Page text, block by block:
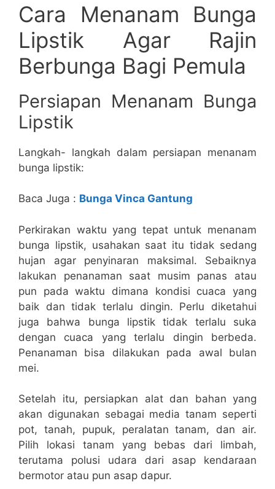
Cara Menanam Bunga
Lipstik Agar Rajin
Berbunga Bagi Pemula
Persiapan Menanam Bunga
Lipstik
Langkah- langkah dalam persiapan menanam
bunga lipstik:
Baca Juga : Bunga Vinca Gantung
Perkirakan waktu yang tepat untuk menanam
bunga lipstik, usahakan saat itu tidak sedang
hujan agar penyinaran maksimal. Sebaiknya
lakukan penanaman saat musim panas atau
pun pada waktu dimana kondisi cuaca yang
baik dan tidak terlalu dingin. Perlu diketahui
juga bahwa bunga lipstik tidak terlalu suka
dengan cuaca yang terlalu dingin berbeda.
Penanaman bisa dilakukan pada awal bulan
mei.
Setelah itu, persiapkan alat dan bahan yang
akan digunakan sebagai media tanam seperti
pot, tanah, pupuk, peralatan tanam, dan air.
Pilih lokasi tanam yang bebas dari limbah,
terutama polusi udara dari asap kendaraan
bermotor atau pun asap dapur.